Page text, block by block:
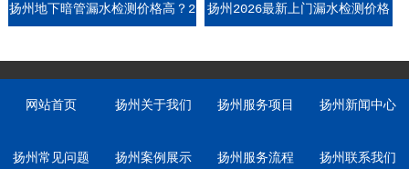
扬州地下暗管漏水检测价格高？2 扬州2026最新上门漏水检测价格
网站首页 扬州关于我们 扬州服务项目 扬州新闻中心
扬州常见问题 扬州案例展示 扬州服务流程 扬州联系我们